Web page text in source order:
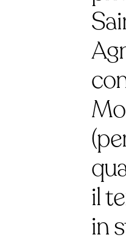
il
in